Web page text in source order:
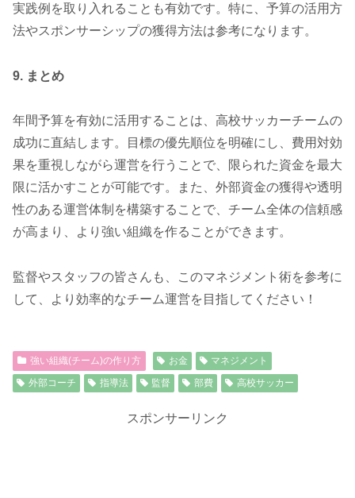
実践例を取り入れることも有効です。特に、予算の活用方
法やスポンサーシップの獲得方法は参考になります。
9. まとめ
年間予算を有効に活用することは、高校サッカーチームの
成功に直結します。目標の優先順位を明確にし、費用対効
果を重視しながら運営を行うことで、限られた資金を最大
限に活かすことが可能です。また、外部資金の獲得や透明
性のある運営体制を構築することで、チーム全体の信頼感
が高まり、より強い組織を作ることができます。
監督やスタッフの皆さんも、このマネジメント術を参考に
して、より効率的なチーム運営を目指してください！
強い組織(チーム)の作り方 お金
マネジメント
外部コーチ
指導法 監督 部費 高校サッカー
スポンサーリンク